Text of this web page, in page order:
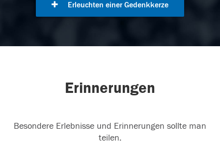
Erleuchten einer Gedenkkerze
Erinnerungen
Besondere Erlebnisse und Erinnerungen sollte man
teilen.